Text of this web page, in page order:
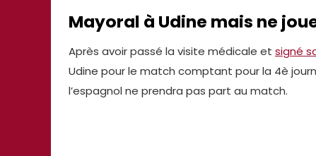
Mayoral à Udine mais ne
Après avoir passé la visite médicale et signé
Udine pour le match comptant pour la 4è
l’espagnol ne prendra pas part au match.